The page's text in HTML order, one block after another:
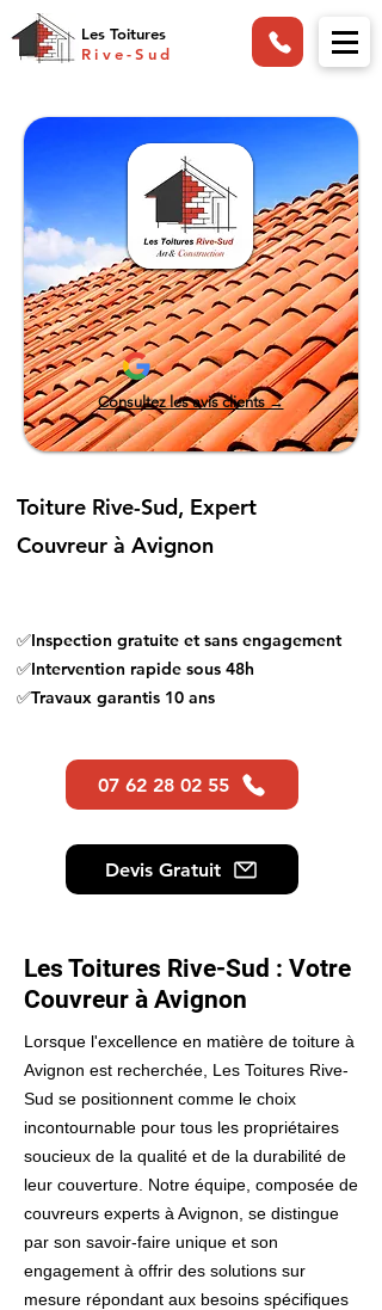
Les Toitures
Rive-Sud
Consultez les avis clients →
Toiture Rive-Sud, Expert
Couvreur à Avignon
✅Inspection gratuite et sans engagement
✅Intervention rapide sous 48h
✅Travaux garantis 10 ans
07 62 28 02 55
Devis Gratuit
Les Toitures Rive-Sud : Votre
Couvreur à Avignon
Lorsque l'excellence en matière de toiture à
Avignon est recherchée, Les Toitures Rive-
Sud se positionnent comme le choix
incontournable pour tous les propriétaires
soucieux de la qualité et de la durabilité de
leur couverture. Notre équipe, composée de
couvreurs experts à Avignon, se distingue
par son savoir-faire unique et son
engagement à offrir des solutions sur
mesure répondant aux besoins spécifiques